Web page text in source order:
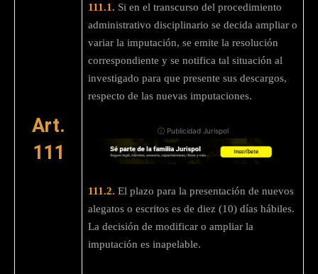
Art.
111
111.1. Si en el transcurso del procedimiento
administrativo disciplinario se decida ampliar o
variar la imputación, se emite la resolución
correspondiente y se notifica tal situación al
investigado para que presente sus descargos,
respecto de las nuevas imputaciones.
ⓘ Publicidad Jurispol
111.2. El plazo para la presentación de nuevos
alegatos o escritos es de diez (10) días hábiles.
La decisión de modificar o ampliar la
imputación es inapelable.